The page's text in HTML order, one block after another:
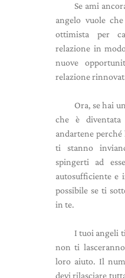
Se ami
angelo vuole
ottimista per
relazione in
nuove
relazione
Ora, se hai
che è
andartene
ti stanno
spingerti ad
autosufficiente e
possibile se ti
in te.
I tuoi angeli
non ti
loro aiuto. Il
devi rilasciare